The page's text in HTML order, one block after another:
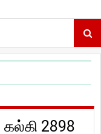
கல்கி 2898